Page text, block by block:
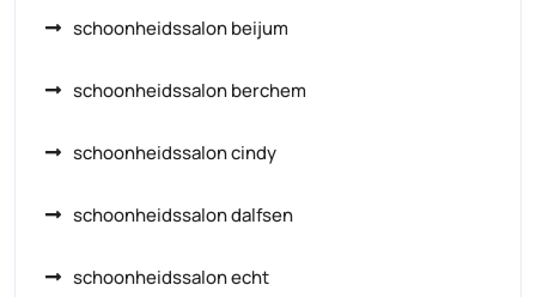
schoonheidssalon beijum
schoonheidssalon berchem
schoonheidssalon cindy
schoonheidssalon dalfsen
schoonheidssalon echt